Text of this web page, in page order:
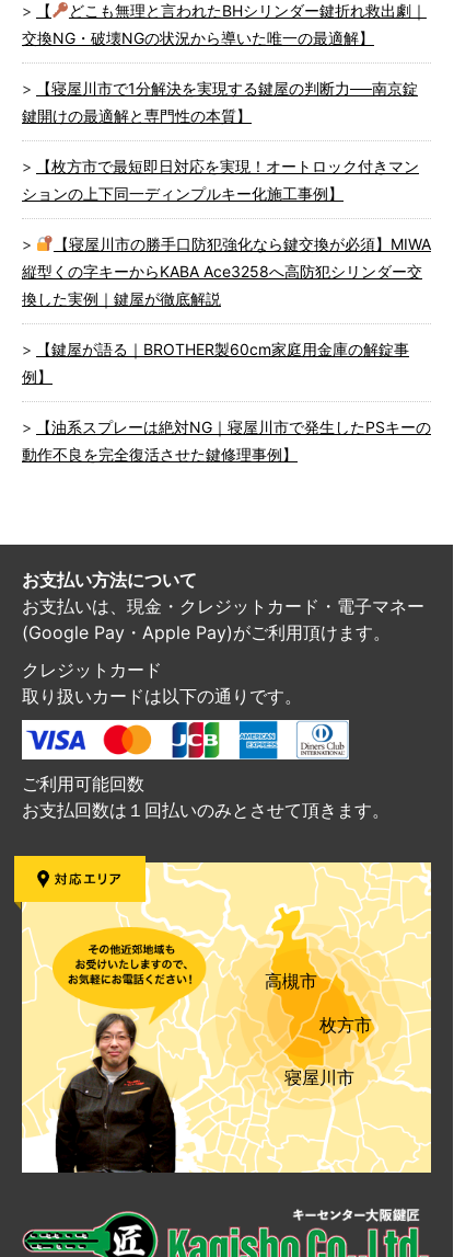
【
どこも無理と言われたBHシリンダー鍵折れ救出劇｜
交換NG・破壊NGの状況から導いた唯一の最適解】
【寝屋川市で1分解決を実現する鍵屋の判断力──南京錠
鍵開けの最適解と専門性の本質】
【枚方市で最短即日対応を実現！オートロック付きマン
ションの上下同一ディンプルキー化施工事例】
【寝屋川市の勝手口防犯強化なら鍵交換が必須】MIWA
縦型くの字キーからKABA Ace3258へ高防犯シリンダー交
換した実例｜鍵屋が徹底解説
【鍵屋が語る｜BROTHER製60cm家庭用金庫の解錠事
例】
【油系スプレーは絶対NG｜寝屋川市で発生したPSキーの
動作不良を完全復活させた鍵修理事例】
お支払い方法について
お支払いは、現金・クレジットカード・電子マネー
(Google Pay・Apple Pay)がご利用頂けます。
クレジットカード
取り扱いカードは以下の通りです。
ご利用可能回数
お支払回数は１回払いのみとさせて頂きます。
高槻市
枚方市
寝屋川市